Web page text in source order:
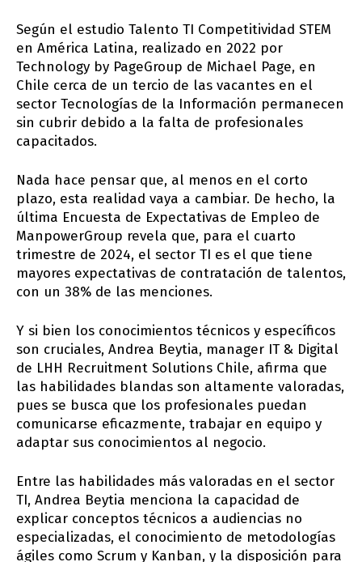
Según el estudio Talento TI Competitividad STEM
en América Latina, realizado en 2022 por
Technology by PageGroup de Michael Page, en
Chile cerca de un tercio de las vacantes en el
sector Tecnologías de la Información permanecen
sin cubrir debido a la falta de profesionales
capacitados.
Nada hace pensar que, al menos en el corto
plazo, esta realidad vaya a cambiar. De hecho, la
última Encuesta de Expectativas de Empleo de
ManpowerGroup revela que, para el cuarto
trimestre de 2024, el sector TI es el que tiene
mayores expectativas de contratación de talentos,
con un 38% de las menciones.
Y si bien los conocimientos técnicos y específicos
son cruciales, Andrea Beytia, manager IT & Digital
de LHH Recruitment Solutions Chile, afirma que
las habilidades blandas son altamente valoradas,
pues se busca que los profesionales puedan
comunicarse eficazmente, trabajar en equipo y
adaptar sus conocimientos al negocio.
Entre las habilidades más valoradas en el sector
TI, Andrea Beytia menciona la capacidad de
explicar conceptos técnicos a audiencias no
especializadas, el conocimiento de metodologías
ágiles como Scrum y Kanban, y la disposición para